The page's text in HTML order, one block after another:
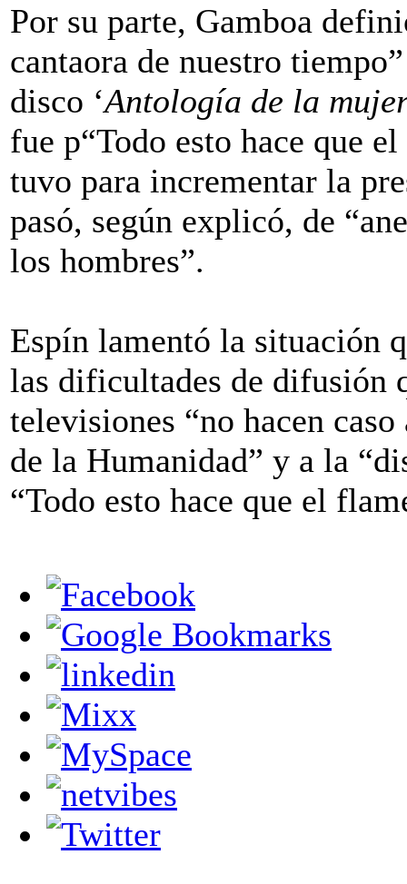
Por su parte, Gamboa
cantaora de nuestro
disco ‘Antología de la
fue p“Todo esto hace que
tuvo para incrementar la
pasó, según explicó, de
los hombres”.
Espín lamentó la situación
las dificultades de difusión
televisiones “no hacen
de la Humanidad” y a la
“Todo esto hace que el